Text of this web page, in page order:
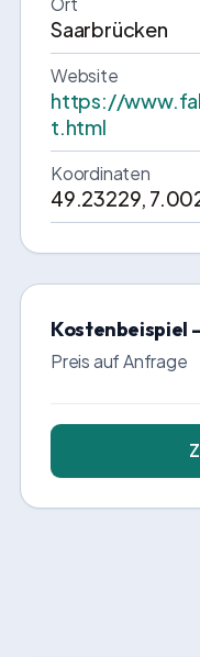
Saarbrücken
Website
https://
t.html
Koordinaten
49.23229,
Kostenbeispiel
Preis auf Anfrage